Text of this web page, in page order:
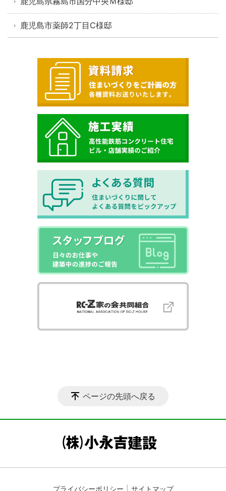
鹿児島市薬師2丁目C様邸
ページの先頭へ戻る
プライバシーポリシー サイトマップ